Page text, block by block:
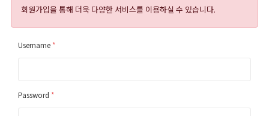
회원가입을 통해 더욱 다양한 서비스를 이용하실 수 있습니다.
Username *
Password *